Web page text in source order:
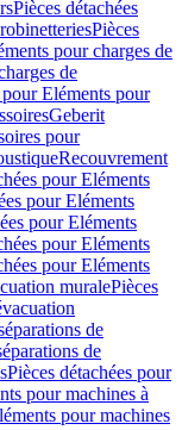
Pièces détachées
Pièces
pour charges de
de
pour Eléments pour
Geberit
pour
Recouvrement
pour Eléments
pour Eléments
pour Eléments
pour Eléments
pour Eléments
muralePièces
de
de
Pièces détachées pour
pour machines à
pour machines